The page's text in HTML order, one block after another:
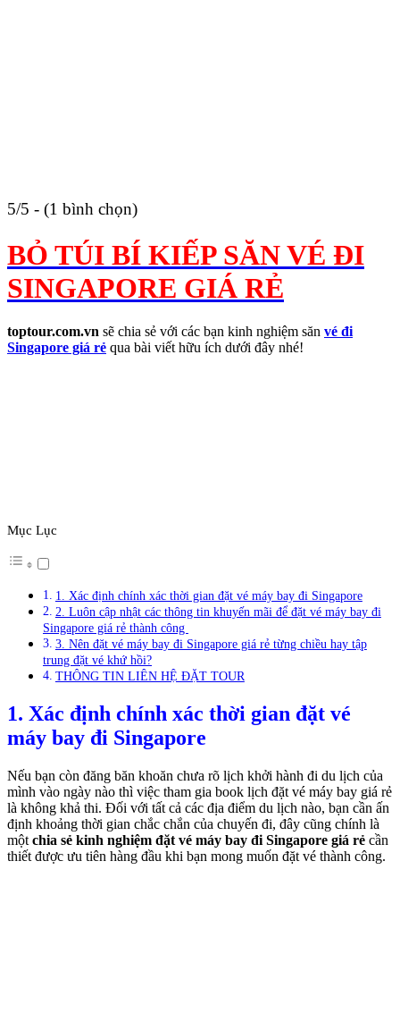
5/5 - (1 bình chọn)
BỎ TÚI BÍ KIẾP SĂN VÉ ĐI
SINGAPORE GIÁ RẺ
toptour.com.vn sẽ chia sẻ với các bạn kinh nghiệm săn vé đi
Singapore giá rẻ qua bài viết hữu ích dưới đây nhé!
Mục Lục
1. Xác định chính xác thời gian đặt vé máy bay đi Singapore
2. Luôn cập nhật các thông tin khuyến mãi để đặt vé máy bay đi
Singapore giá rẻ thành công
3. Nên đặt vé máy bay đi Singapore giá rẻ từng chiều hay tập
trung đặt vé khứ hồi?
THÔNG TIN LIÊN HỆ ĐẶT TOUR
1. Xác định chính xác thời gian đặt vé
máy bay đi Singapore
Nếu bạn còn đăng băn khoăn chưa rõ lịch khởi hành đi du lịch của
mình vào ngày nào thì việc tham gia book lịch đặt vé máy bay giá rẻ
là không khả thi. Đối với tất cả các địa điểm du lịch nào, bạn cần ấn
định khoảng thời gian chắc chắn của chuyến đi, đây cũng chính là
một chia sẻ kinh nghiệm đặt vé máy bay đi Singapore giá rẻ cần
thiết được ưu tiên hàng đầu khi bạn mong muốn đặt vé thành công.